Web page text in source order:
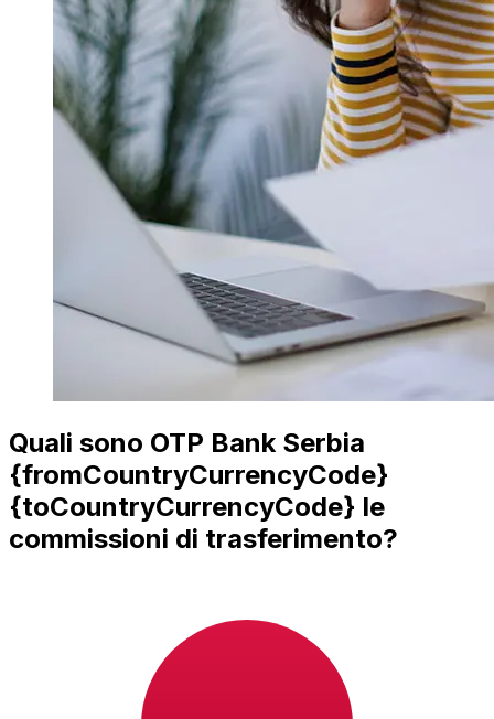
Quali sono OTP Bank Serbia
{fromCountryCurrencyCode}
{toCountryCurrencyCode} le
commissioni di trasferimento?
trasferimento. Di solito, i trasferimenti più grandi
comportano commissioni più basse e tassi di cambio
migliori. Controlla la tabella di confronto per confrontare
le OTP Bank Serbia commissioni con Xe.